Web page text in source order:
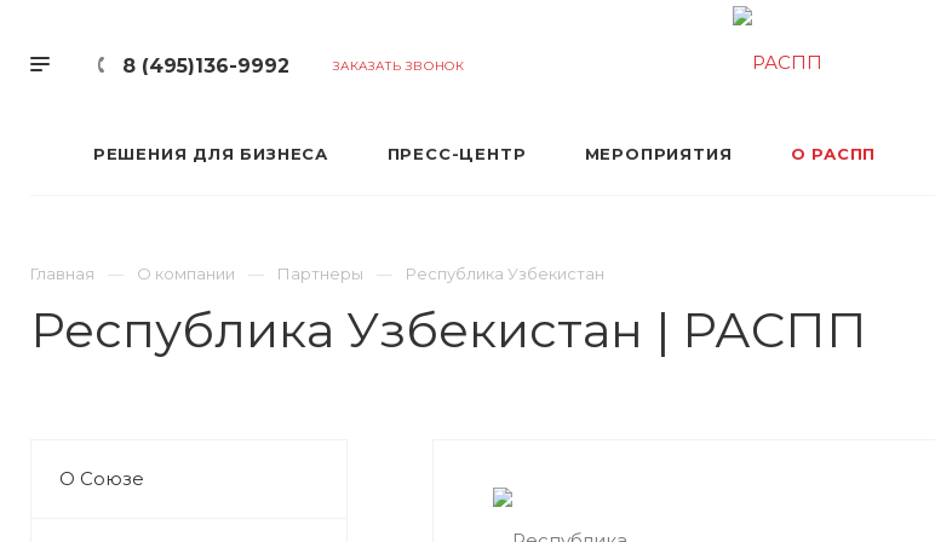
8 (495)136-9992 ЗАКАЗАТЬ ЗВОНОК
РЕШЕНИЯ ДЛЯ БИЗНЕСА ПРЕСС-ЦЕНТР МЕРОПРИЯТИЯ О РАСПП
Главная О компании Партнеры Республика Узбекистан
Республика Узбекистан | РАСПП
О Союзе